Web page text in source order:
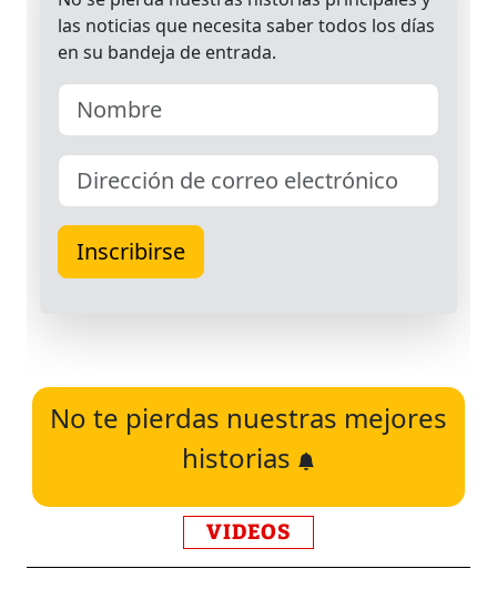
No te pierdas nuestras mejores
historias
VIDEOS